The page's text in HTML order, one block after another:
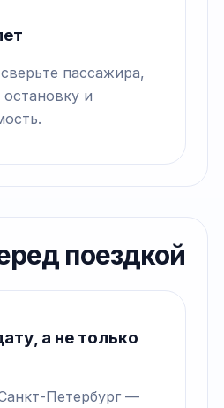
пассажира,
и
поездкой
а не только
Петербург —